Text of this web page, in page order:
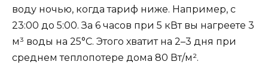
воду ночью, когда тариф ниже. Например, с
23:00 до 5:00. За 6 часов при 5 кВт вы нагреете 3
м³ воды на 25°C. Этого хватит на 2–3 дня при
среднем теплопотере дома 80 Вт/м².